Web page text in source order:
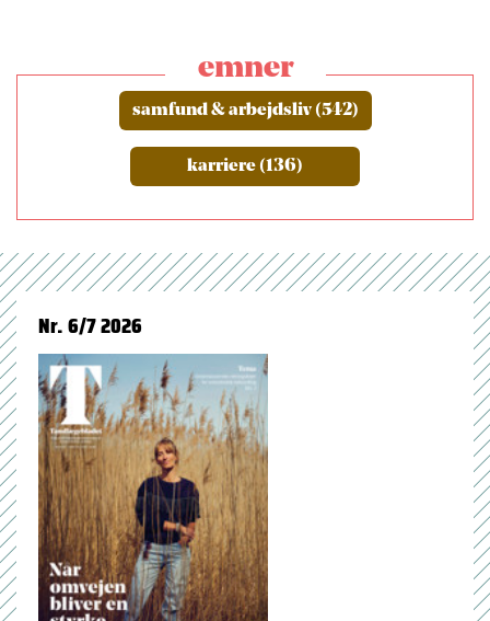
emner
samfund & arbejdsliv (542)
karriere (136)
Nr. 6/7 2026